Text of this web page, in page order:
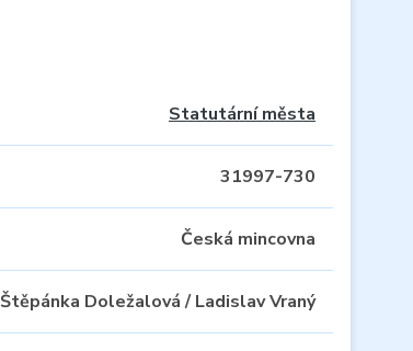
Statutární města
31997-730
Česká mincovna
Štěpánka Doležalová / Ladislav Vraný